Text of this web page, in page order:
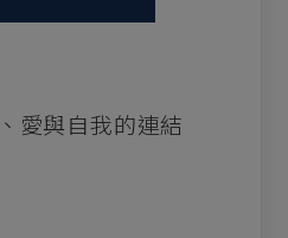
愛與自我的連結